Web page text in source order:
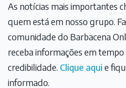
As notícias mais importantes
quem está em nosso grupo.
comunidade do Barbacena
receba informações em
credibilidade. Clique aqui e
informado.